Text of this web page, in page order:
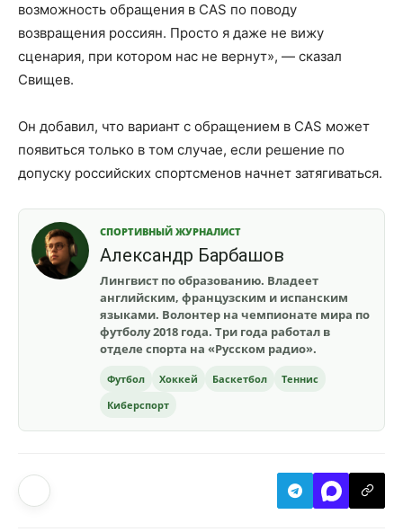
возможность обращения в CAS по поводу
возвращения россиян. Просто я даже не вижу
сценария, при котором нас не вернут», — сказал
Свищев.
Он добавил, что вариант с обращением в CAS может
появиться только в том случае, если решение по
допуску российских спортсменов начнет затягиваться.
СПОРТИВНЫЙ ЖУРНАЛИСТ
Александр Барбашов
Лингвист по образованию. Владеет
английским, французским и испанским
языками. Волонтер на чемпионате мира по
футболу 2018 года. Три года работал в
отделе спорта на «Русском радио».
Футбол Хоккей Баскетбол
Теннис
Киберспорт